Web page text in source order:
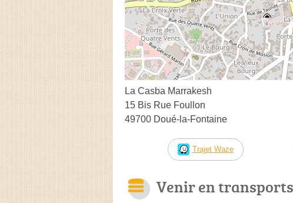
La Casba Marrakesh
15 Bis Rue Foullon
49700 Doué-la-Fontaine
Trajet Waze
Venir en